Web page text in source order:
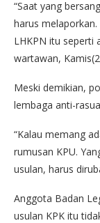
“Saat yang
harus
LHKPN itu seperti
wartawan,
Meski demikian,
lembaga anti-
“Kalau memang
rumusan KPU.
usulan, harus
Anggota Badan
usulan KPK itu